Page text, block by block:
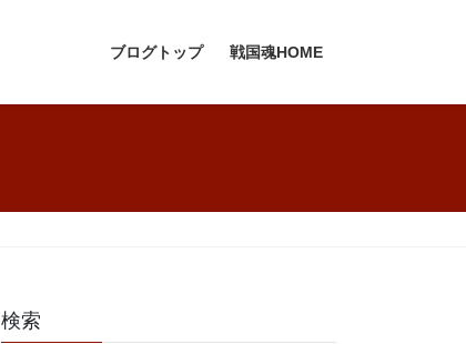
ブログトップ 戦国魂HOME
検索